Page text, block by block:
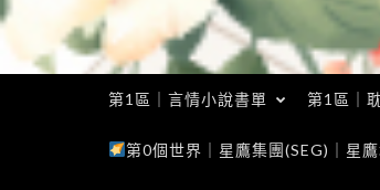
第1區｜言情小說書單 第1區｜
第0個世界｜星鷹集團(SEG)｜星